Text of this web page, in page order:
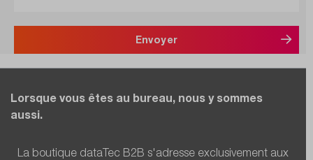
Envoyer
Lorsque vous êtes au bureau, nous y sommes
aussi.
La boutique dataTec B2B s'adresse exclusivement aux